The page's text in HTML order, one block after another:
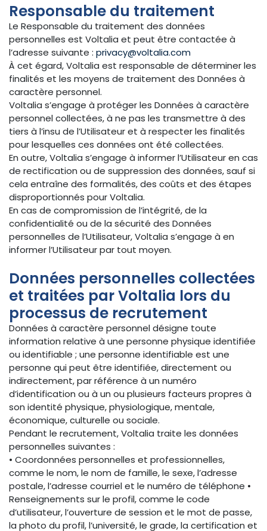
Responsable du traitement
Le Responsable du traitement des données
personnelles est Voltalia et peut être contactée à
l’adresse suivante : privacy@voltalia.com
À cet égard, Voltalia est responsable de déterminer les
finalités et les moyens de traitement des Données à
caractère personnel.
Voltalia s’engage à protéger les Données à caractère
personnel collectées, à ne pas les transmettre à des
tiers à l’insu de l’Utilisateur et à respecter les finalités
pour lesquelles ces données ont été collectées.
En outre, Voltalia s’engage à informer l’Utilisateur en cas
de rectification ou de suppression des données, sauf si
cela entraîne des formalités, des coûts et des étapes
disproportionnés pour Voltalia.
En cas de compromission de l’intégrité, de la
confidentialité ou de la sécurité des Données
personnelles de l’Utilisateur, Voltalia s’engage à en
informer l’Utilisateur par tout moyen.
Données personnelles collectées
et traitées par Voltalia lors du
processus de recrutement
Données à caractère personnel désigne toute
information relative à une personne physique identifiée
ou identifiable ; une personne identifiable est une
personne qui peut être identifiée, directement ou
indirectement, par référence à un numéro
d’identification ou à un ou plusieurs facteurs propres à
son identité physique, physiologique, mentale,
économique, culturelle ou sociale.
Pendant le recrutement, Voltalia traite les données
personnelles suivantes :
• Coordonnées personnelles et professionnelles,
comme le nom, le nom de famille, le sexe, l’adresse
postale, l’adresse courriel et le numéro de téléphone •
Renseignements sur le profil, comme le code
d’utilisateur, l’ouverture de session et le mot de passe,
la photo du profil, l’université, le grade, la certification et